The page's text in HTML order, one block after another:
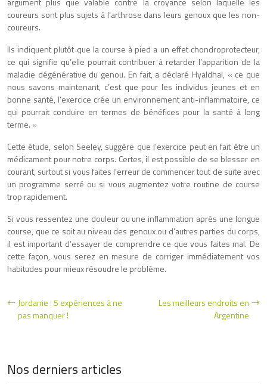
coureurs sont plus sujets à l’arthrose dans leurs genoux que les non-
coureurs.
Ils indiquent plutôt que la course à pied a un effet chondroprotecteur,
ce qui signifie qu’elle pourrait contribuer à retarder l’apparition de la
maladie dégénérative du genou. En fait, a déclaré Hyaldhal, « ce que
nous savons maintenant, c’est que pour les individus jeunes et en
bonne santé, l’exercice crée un environnement anti-inflammatoire, ce
qui pourrait conduire en termes de bénéfices pour la santé à long
terme. »
Cette étude, selon Seeley, suggère que l’exercice peut en fait être un
médicament pour notre corps. Certes, il est possible de se blesser en
courant, surtout si vous faites l’erreur de commencer tout de suite avec
un programme serré ou si vous augmentez votre routine de course
trop rapidement.
Si vous ressentez une douleur ou une inflammation après une longue
course, que ce soit au niveau des genoux ou d’autres parties du corps,
il est important d’essayer de comprendre ce que vous faites mal. De
cette façon, vous serez en mesure de corriger immédiatement vos
habitudes pour mieux résoudre le problème.
Jordanie : 5 expériences à ne
pas manquer !
Les meilleurs endroits en
Argentine
Nos derniers articles